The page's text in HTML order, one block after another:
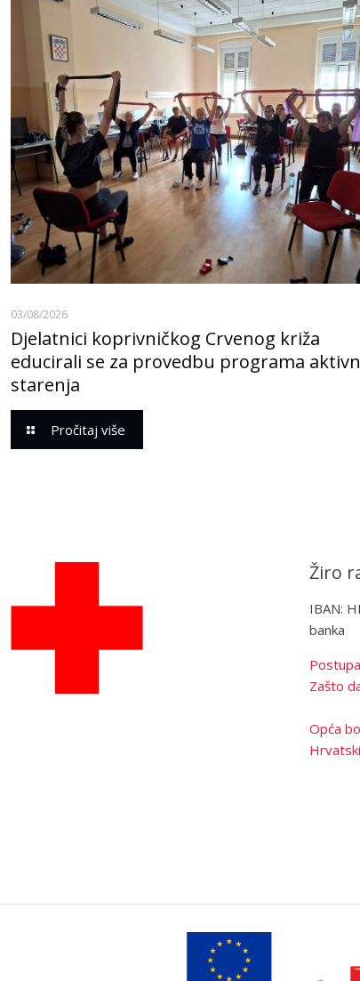
03/08/2026
Djelatnici koprivničkog Crvenog križa
educirali se za provedbu programa
starenja
Pročitaj više
Žiro
IBAN:
banka
Zašto
Opća